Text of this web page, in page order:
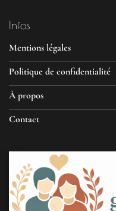
Infos
Mentions légales
Politique de confidentialité
À propos
Contact